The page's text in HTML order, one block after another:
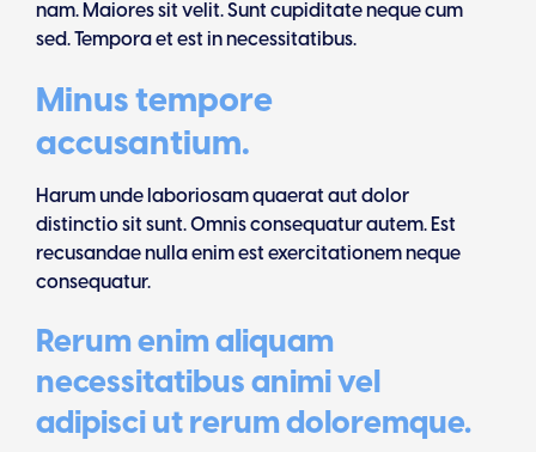
nam. Maiores sit velit. Sunt cupiditate neque cum
sed. Tempora et est in necessitatibus.
Minus tempore
accusantium.
Harum unde laboriosam quaerat aut dolor
distinctio sit sunt. Omnis consequatur autem. Est
recusandae nulla enim est exercitationem neque
consequatur.
Rerum enim aliquam
necessitatibus animi vel
adipisci ut rerum doloremque.